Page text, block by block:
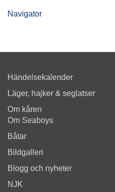
Navigator
Händelsekalender
Läger, hajker & seglatser
Om kåren
Om Seaboys
Båtar
Bildgalleri
Blogg och nyheter
NJK